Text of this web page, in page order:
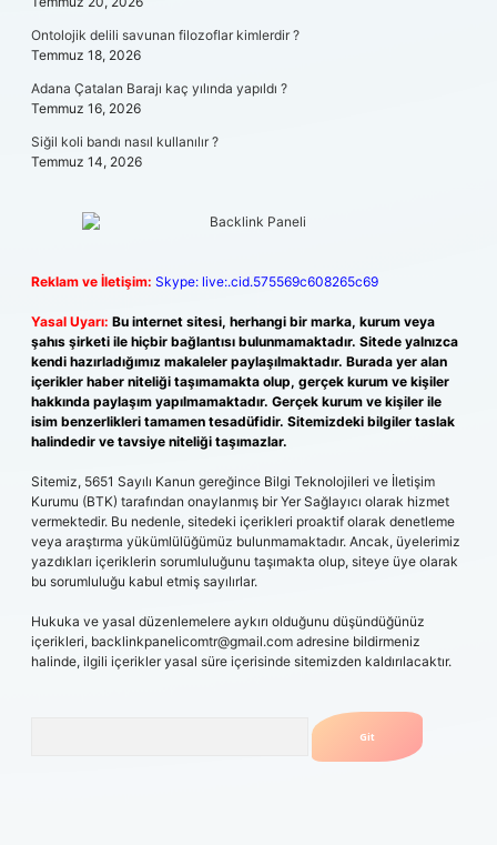
Ontolojik delili savunan filozoflar kimlerdir ?
Temmuz 18, 2026
Adana Çatalan Barajı kaç yılında yapıldı ?
Temmuz 16, 2026
Siğil koli bandı nasıl kullanılır ?
Temmuz 14, 2026
Reklam ve İletişim: Skype: live:.cid.575569c608265c69
Yasal Uyarı: Bu internet sitesi, herhangi bir marka, kurum veya
şahıs şirketi ile hiçbir bağlantısı bulunmamaktadır. Sitede yalnızca
kendi hazırladığımız makaleler paylaşılmaktadır. Burada yer alan
içerikler haber niteliği taşımamakta olup, gerçek kurum ve kişiler
hakkında paylaşım yapılmamaktadır. Gerçek kurum ve kişiler ile
isim benzerlikleri tamamen tesadüfidir. Sitemizdeki bilgiler taslak
halindedir ve tavsiye niteliği taşımazlar.
Sitemiz, 5651 Sayılı Kanun gereğince Bilgi Teknolojileri ve İletişim
Kurumu (BTK) tarafından onaylanmış bir Yer Sağlayıcı olarak hizmet
vermektedir. Bu nedenle, sitedeki içerikleri proaktif olarak denetleme
veya araştırma yükümlülüğümüz bulunmamaktadır. Ancak, üyelerimiz
yazdıkları içeriklerin sorumluluğunu taşımakta olup, siteye üye olarak
bu sorumluluğu kabul etmiş sayılırlar.
Hukuka ve yasal düzenlemelere aykırı olduğunu düşündüğünüz
içerikleri, backlinkpanelicomtr@gmail.com adresine bildirmeniz
halinde, ilgili içerikler yasal süre içerisinde sitemizden kaldırılacaktır.